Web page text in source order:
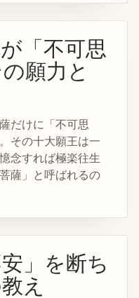
「不可思
願力と
だけに「不可思
その十大願王は一
念すれば極楽往生
薩」と呼ばれるの
」を断ち
え